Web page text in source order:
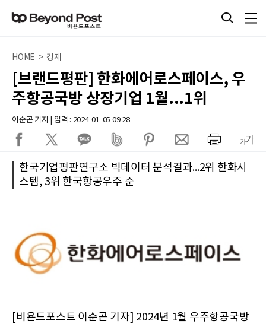
HOME > 경제
[브랜드평판] 한화에어로스페이스, 우
주항공국방 상장기업 1월...1위
이순곤 기자 | 입력 : 2024-01-05 09:28
한국기업평판연구소 빅데이터 분석결과...2위 한화시
스템, 3위 한국항공우주 순
[비욘드포스트 이순곤 기자] 2024년 1월 우주항공국방